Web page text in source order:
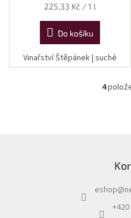
Měrná
225,33 Kč / 1 l
Do košíku
Vinařství Štěpánek | suché
4
eshop@